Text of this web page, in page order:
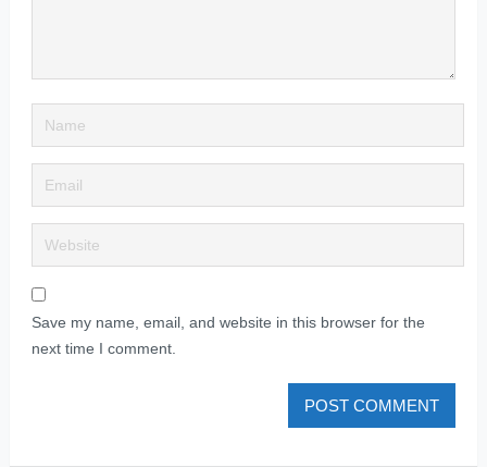
Save my name, email, and website in this browser for the
next time I comment.